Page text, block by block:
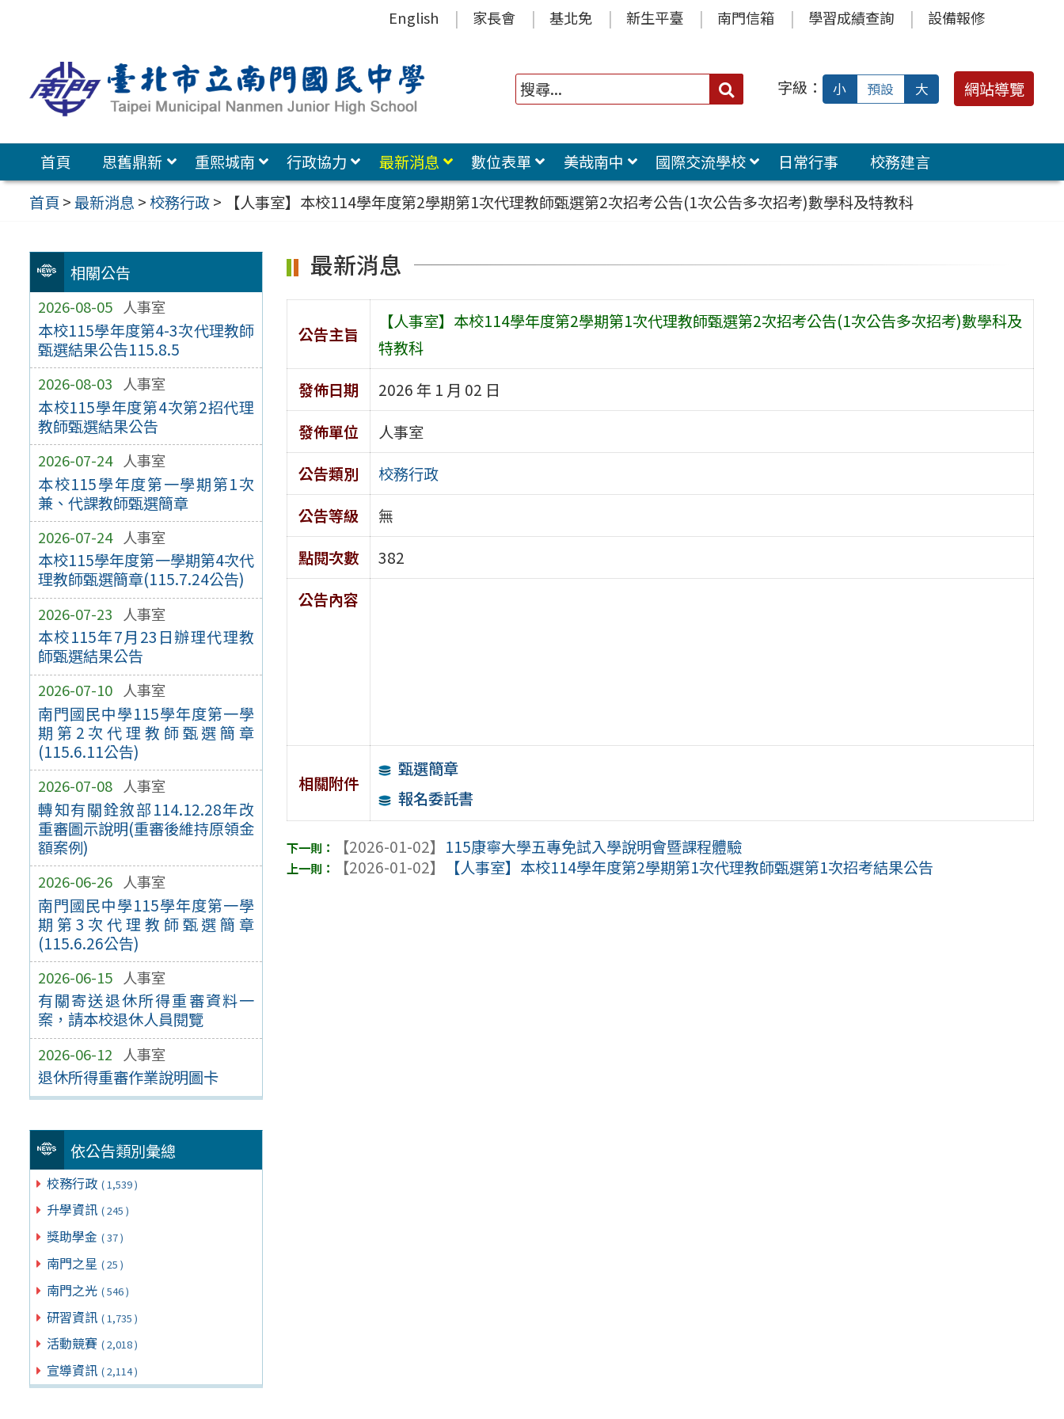
容
區
English 家長會 基北免 新生平臺 南門信箱 學習成績查詢 設備報修
搜
字級： 小 預設 大 網站導覽
首頁 思舊鼎新 重熙城南 行政協力 最新消息 數位表單 美哉南中 國際交流學校 日常行事
校務建言
首頁 >最新消息 >校務行政> 【人事室】本校114學年度第2學期第1次代理教師甄選第2次招考公告(1次公告多次招考)數學科及特教科
相關公告
2026-08-05 人事室
本校115學年度第4-3次代理教師
甄選結果公告115.8.5
2026-08-03 人事室
本校115學年度第4次第2招代理
教師甄選結果公告
2026-07-24 人事室
本校115學年度第一學期第1次
兼、代課教師甄選簡章
2026-07-24 人事室
本校115學年度第一學期第4次代
理教師甄選簡章(115.7.24公告)
2026-07-23 人事室
本校115年7月23日辦理代理教
師甄選結果公告
2026-07-10 人事室
南門國民中學115學年度第一學
期第2次代理教師甄選簡章
(115.6.11公告)
2026-07-08 人事室
轉知有關銓敘部114.12.28年改
重審圖示說明(重審後維持原領金
額案例)
2026-06-26 人事室
南門國民中學115學年度第一學
期第3次代理教師甄選簡章
(115.6.26公告)
2026-06-15 人事室
有關寄送退休所得重審資料一
案，請本校退休⼈員閱覽
2026-06-12 人事室
退休所得重審作業說明圖卡
依公告類別彙總
校務行政 ( 1,539 )
升學資訊 ( 245 )
獎助學金 ( 37 )
南門之星 ( 25 )
南門之光 ( 546 )
研習資訊 ( 1,735 )
活動競賽 ( 2,018 )
宣導資訊 ( 2,114 )
最新消息
公告主旨
【人事室】本校114學年度第2學期第1次代理教師甄選第2次招考公告(1次公告多次招考)數學科及
特教科
發佈日期
2026 年 1 月 02 日
發佈單位
人事室
公告類別
校務行政
公告等級
無
點閱次數
382
公告內容
相關附件
甄選簡章
報名委託書
【2026-01-02】 115康寧大學五專免試入學說明會暨課程體驗
【2026-01-02】
【人事室】本校114學年度第2學期第1次代理教師甄選第1次招考結果公告